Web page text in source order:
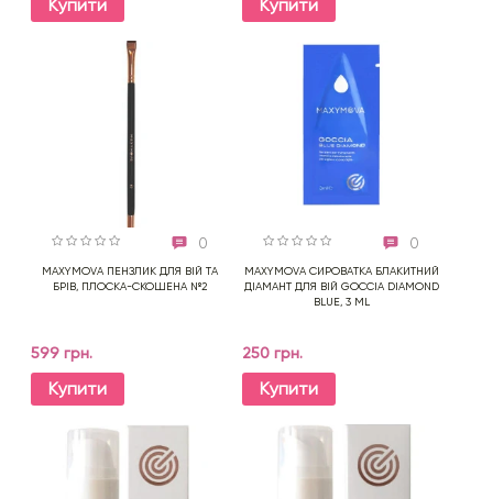
Купити Купити
0
MAXYMOVA ПЕНЗЛИК ДЛЯ ВІЙ ТА
БРІВ, ПЛОСКА-СКОШЕНА №2
599 грн.
Купити
0
MAXYMOVA СИРОВАТКА БЛАКИТНИЙ
ДІАМАНТ ДЛЯ ВІЙ GOCCIA DIAMOND
BLUE, 3 ML
250 грн.
Купити